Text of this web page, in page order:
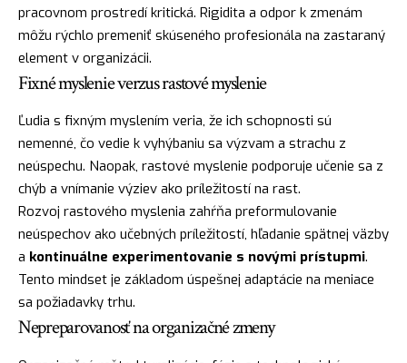
pracovnom prostredí kritická. Rigidita a odpor k zmenám
môžu rýchlo premeniť skúseného profesionála na zastaraný
element v organizácii.
Fixné myslenie verzus rastové myslenie
Ľudia s fixným myslením veria, že ich schopnosti sú
nemenné, čo vedie k vyhýbaniu sa výzvam a strachu z
neúspechu. Naopak, rastové myslenie podporuje učenie sa z
chýb a vnímanie výziev ako príležitostí na rast.
Rozvoj rastového myslenia zahŕňa preformulovanie
neúspechov ako učebných príležitostí, hľadanie spätnej väzby
a kontinuálne experimentovanie s novými prístupmi.
Tento mindset je základom úspešnej adaptácie na meniace
sa požiadavky trhu.
Nepreparovanosť na organizačné zmeny